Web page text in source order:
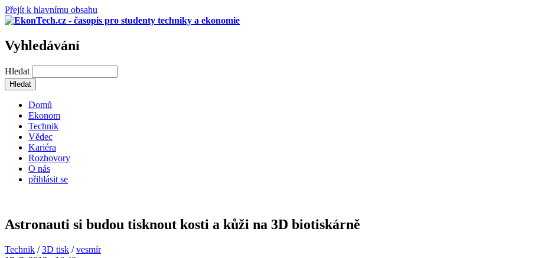
Přejít k hlavnímu obsahu
Vyhledávání
Hledat
Domů
Ekonom
Technik
Vědec
Kariéra
Rozhovory
O nás
přihlásit se
Astronauti si budou tisknout kosti a kůži na 3D biotiskárně
Technik /3D tisk /vesmír